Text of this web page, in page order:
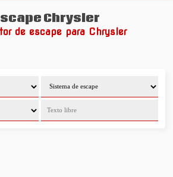
Chrysler
de escape para Chrysler